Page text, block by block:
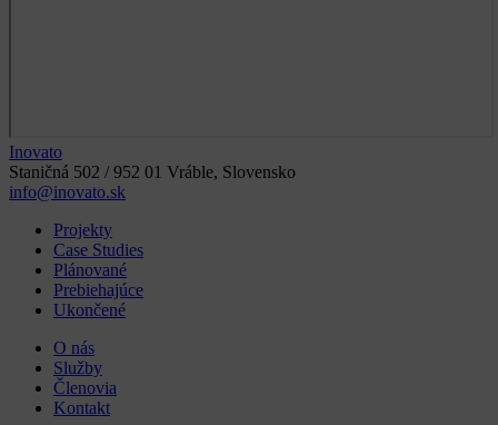
Inovato
Staničná 502 / 952 01 Vráble, Slovensko
info@inovato.sk
Projekty
Case Studies
Plánované
Prebiehajúce
Ukončené
O nás
Služby
Členovia
Kontakt